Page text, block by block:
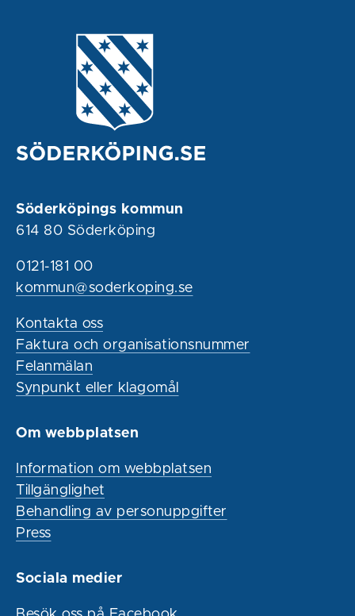
Söderköpings kommun
614 80 Söderköping
0121-181 00
kommun@soderkoping.se
Kontakta oss
Faktura och organisationsnummer
Felanmälan
Synpunkt eller klagomål
Om webbplatsen
Information om webbplatsen
Tillgänglighet
Behandling av personuppgifter
Press
Sociala medier